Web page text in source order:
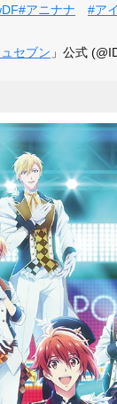
#アニナナ #ア
セブン 」公式